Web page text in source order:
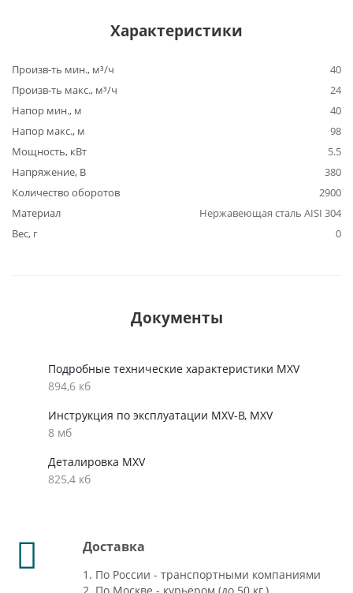
Характеристики
Произв-ть мин., м³/ч
40
Произв-ть макс., м³/ч
24
Напор мин., м
40
Напор макс., м
98
Мощность, кВт
5.5
Напряжение, В
380
Количество оборотов
2900
Материал
Нержавеющая сталь AISI 304
Вес, г
0
Документы
Подробные технические характеристики MXV
894,6 кб
Инструкция по эксплуатации MXV-B, MXV
8 мб
Деталировка MXV
825,4 кб
Доставка
1. По России - транспортными компаниями